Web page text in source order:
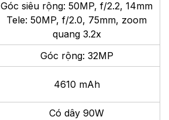
Góc siêu rộng: 50MP, f/2.2, 14mm
Tele: 50MP, f/2.0, 75mm, zoom
quang 3.2x
Góc rộng: 32MP
4610 mAh
Có dây 90W